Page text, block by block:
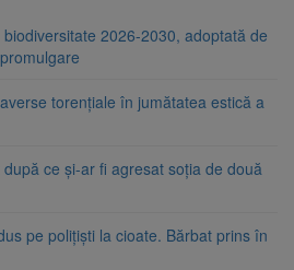
2026-2030, adoptată de
torențiale în jumătatea estică a
ce și-ar fi agresat soția de două
pe polițiști la cioate. Bărbat prins în